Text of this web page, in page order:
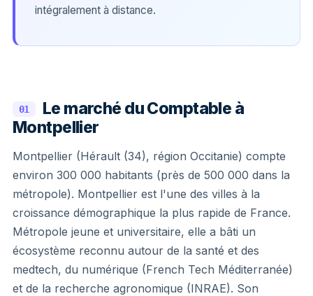
intégralement à distance.
01
Le marché du Comptable à
Montpellier
Montpellier (Hérault (34), région Occitanie) compte
environ 300 000 habitants (près de 500 000 dans la
métropole). Montpellier est l'une des villes à la
croissance démographique la plus rapide de France.
Métropole jeune et universitaire, elle a bâti un
écosystème reconnu autour de la santé et des
medtech, du numérique (French Tech Méditerranée)
et de la recherche agronomique (INRAE). Son